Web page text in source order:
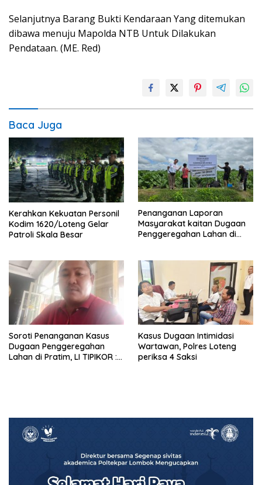
Selanjutnya Barang Bukti Kendaraan Yang ditemukan
dibawa menuju Mapolda NTB Untuk Dilakukan
Pendataan. (ME. Red)
Baca Juga
Kerahkan Kekuatan Personil
Kodim 1620/Loteng Gelar
Patroli Skala Besar
Penanganan Laporan
Masyarakat kaitan Dugaan
Penggeregahan Lahan di
Soroti Penanganan Kasus
Dugaan Penggeregahan
Lahan di Pratim, LI TIPIKOR :
Kasus Dugaan Intimidasi
Wartawan, Polres Loteng
periksa 4 Saksi